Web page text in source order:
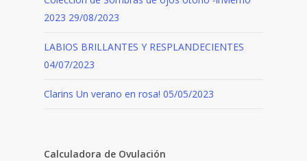
2023 29/08/2023
LABIOS BRILLANTES Y RESPLANDECIENTES
04/07/2023
Clarins Un verano en rosa! 05/05/2023
Calculadora de Ovulación